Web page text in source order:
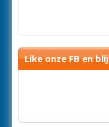
Like onze FB en